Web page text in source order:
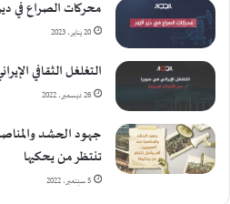
محركات الصراع في
20 يناير، 2023
التغلغل الثقافي
26 ديسمبر، 2022
جهود الحشد
تنتظر من يحكيها
5 سبتمبر، 2022